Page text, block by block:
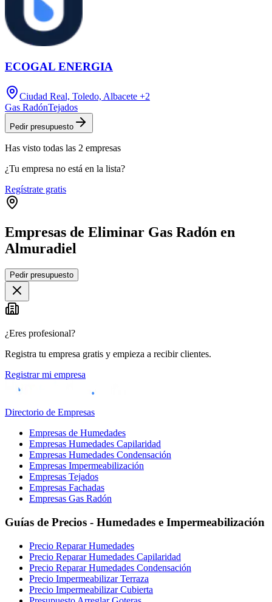
ECOGAL ENERGIA
Ciudad Real, Toledo, Albacete +2
Gas RadónTejados
Pedir presupuesto
Has visto todas las 2 empresas
¿Tu empresa no está en la lista?
Regístrate gratis
Empresas de Eliminar Gas Radón en
Almuradiel
+
−
Pedir presupuesto
¿Eres profesional?
Registra tu empresa gratis y empieza a recibir clientes.
Registrar mi empresa
Directorio de Empresas
Empresas de Humedades
Empresas Humedades Capilaridad
Empresas Humedades Condensación
Empresas Impermeabilización
Empresas Tejados
Empresas Fachadas
Empresas Gas Radón
Guías de Precios - Humedades e Impermeabilización
Precio Reparar Humedades
Precio Reparar Humedades Capilaridad
Precio Reparar Humedades Condensación
Precio Impermeabilizar Terraza
Precio Impermeabilizar Cubierta